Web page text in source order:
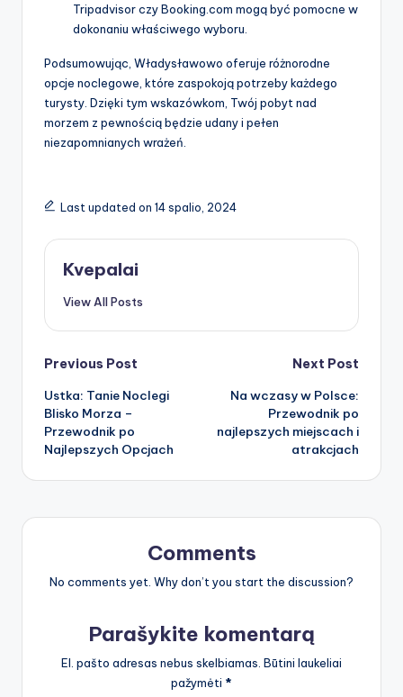
Tripadvisor czy Booking.com mogą być pomocne w
dokonaniu właściwego wyboru.
Podsumowując, Władysławowo oferuje różnorodne
opcje noclegowe, które zaspokoją potrzeby każdego
turysty. Dzięki tym wskazówkom, Twój pobyt nad
morzem z pewnością będzie udany i pełen
niezapomnianych wrażeń.
Last updated on 14 spalio, 2024
Kvepalai
View All Posts
Post
navigation
Previous Post
Ustka: Tanie Noclegi
Blisko Morza –
Przewodnik po
Najlepszych Opcjach
Next Post
Na wczasy w Polsce:
Przewodnik po
najlepszych miejscach i
atrakcjach
Comments
No comments yet. Why don’t you start the discussion?
Parašykite komentarą
El. pašto adresas nebus skelbiamas. Būtini laukeliai
pažymėti *